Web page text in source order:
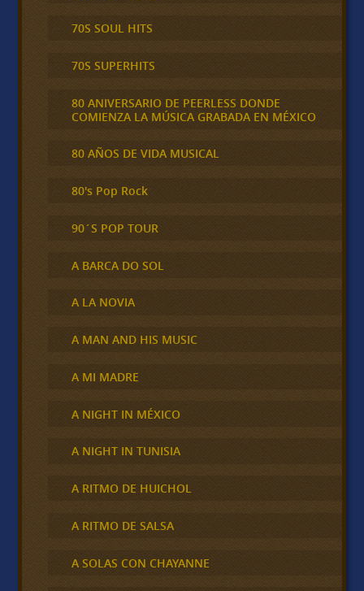
70S SOUL HITS
70S SUPERHITS
80 ANIVERSARIO DE PEERLESS DONDE
COMIENZA LA MÚSICA GRABADA EN MÉXICO
80 AÑOS DE VIDA MUSICAL
80's Pop Rock
90´S POP TOUR
A BARCA DO SOL
A LA NOVIA
A MAN AND HIS MUSIC
A MI MADRE
A NIGHT IN MÉXICO
A NIGHT IN TUNISIA
A RITMO DE HUICHOL
A RITMO DE SALSA
A SOLAS CON CHAYANNE